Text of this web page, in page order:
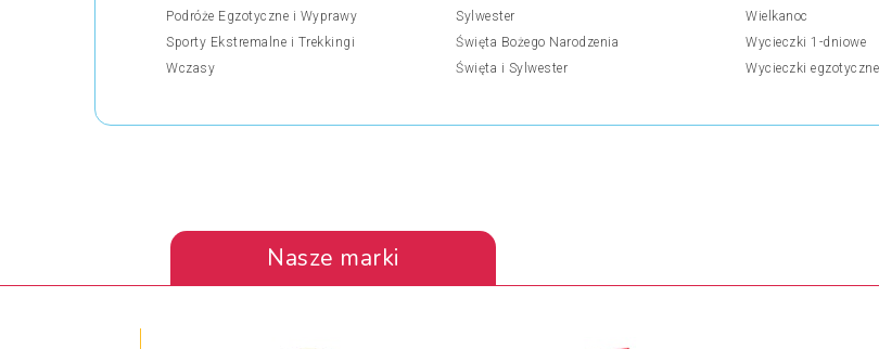
Podróże Egzotyczne i Wyprawy
Sporty Ekstremalne i Trekkingi
Wczasy
Sylwester
Święta Bożego Narodzenia
Święta i Sylwester
Wielkanoc
Wycieczki 1-dniowe
Wycieczki egzotyczne
Nasze marki